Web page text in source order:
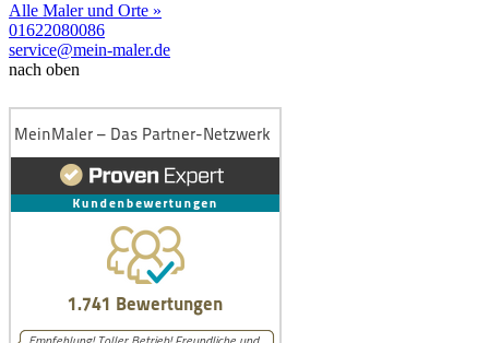
Alle Maler und Orte »
01622080086
service@mein-maler.de
nach oben